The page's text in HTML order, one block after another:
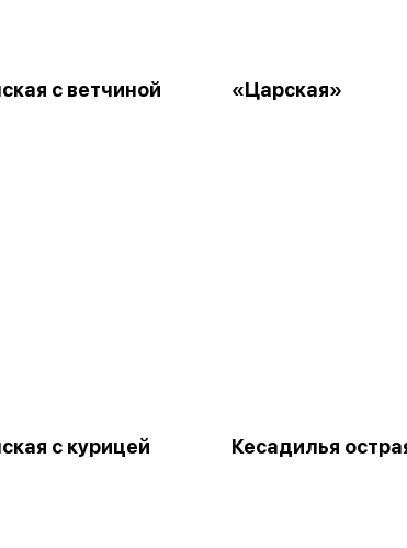
с ветчиной «Царская»
с курицей Кесадилья